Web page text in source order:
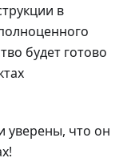
в
будет готово
уверены, что он